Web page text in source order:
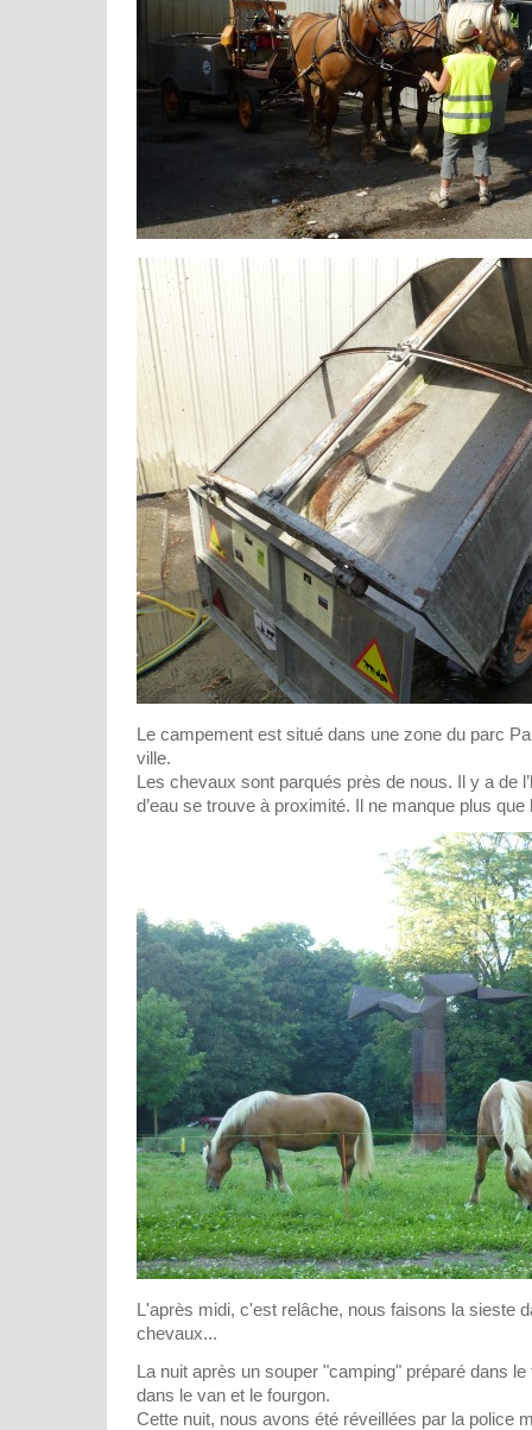
Le campement est situé dans une zone du parc
ville.
Les chevaux sont parqués près de nous. Il y a de
d’eau se trouve à proximité. Il ne manque plus que
L'après midi, c'est relâche, nous faisons la sieste
chevaux...
La nuit après un souper "camping" préparé dans
dans le van et le fourgon.
Cette nuit, nous avons été réveillées par la police